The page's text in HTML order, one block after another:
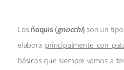
Los ñoquis (gnocchi) son un
elabora principalmente con
básicos que siempre vamos a